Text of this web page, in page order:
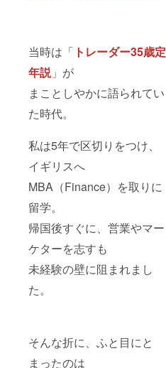
当時は「 トレーダー35歳定
年説」が
まことしやかに語られてい
た時代。
私は5年で区切りをつけ、
イギリスへ
MBA（Finance）を取りに
留学。
帰国後すぐに、営業やマー
ケターを志すも
未経験の壁に阻まれまし
た。
そんな折に、ふと目にと
まったのは